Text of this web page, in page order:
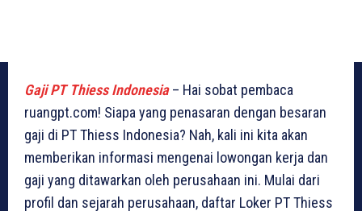
Gaji PT Thiess Indonesia– Hai sobat pembaca
ruangpt.com! Siapa yang penasaran dengan besaran
gaji di PT Thiess Indonesia? Nah, kali ini kita akan
memberikan informasi mengenai lowongan kerja dan
gaji yang ditawarkan oleh perusahaan ini. Mulai dari
profil dan sejarah perusahaan, daftar Loker PT Thiess